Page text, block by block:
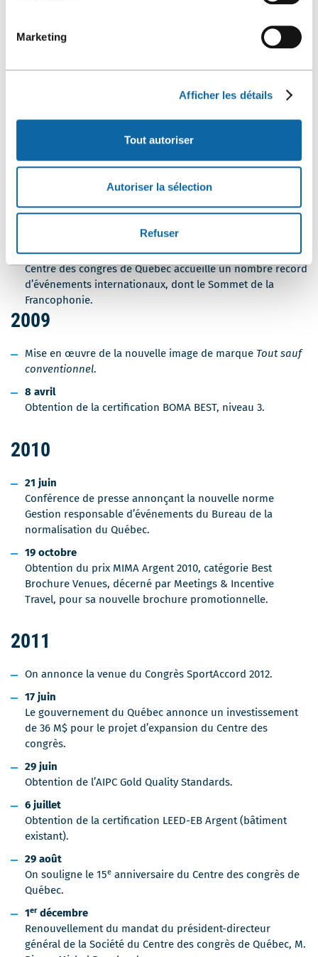
Marketing
Afficher les détails
Tout autoriser
Autoriser la sélection
Refuser
2007
général, M. Pierre- Michel Bouchard.
des congrès en matière de développement durable et
lancement du programme Événements écoresponsables,
2008
Année du 400 anniversaire de la ville de Québec. Le
Centre des congrès de Québec accueille un nombre record
d’événements internationaux, dont le Sommet de la
Francophonie.
2009
Mise en œuvre de la nouvelle image de marque Tout sauf
conventionnel.
8 avril
Obtention de la certification BOMA BEST, niveau 3.
2010
21 juin
Conférence de presse annonçant la nouvelle norme
Gestion responsable d’événements du Bureau de la
normalisation du Québec.
19 octobre
Obtention du prix MIMA Argent 2010, catégorie Best
Brochure Venues, décerné par Meetings & Incentive
Travel, pour sa nouvelle brochure promotionnelle.
2011
On annonce la venue du Congrès SportAccord 2012.
17 juin
Le gouvernement du Québec annonce un investissement
de 36 M$ pour le projet d’expansion du Centre des
congrès.
29 juin
Obtention de l’AIPC Gold Quality Standards.
6 juillet
Obtention de la certification LEED-EB Argent (bâtiment
existant).
29 août
On souligne le 15e anniversaire du Centre des congrès de
Québec.
1erdécembre
Renouvellement du mandat du président-directeur
général de la Société du Centre des congrès de Québec, M.